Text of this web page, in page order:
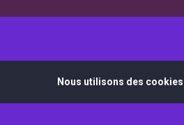
Nous utilisons des